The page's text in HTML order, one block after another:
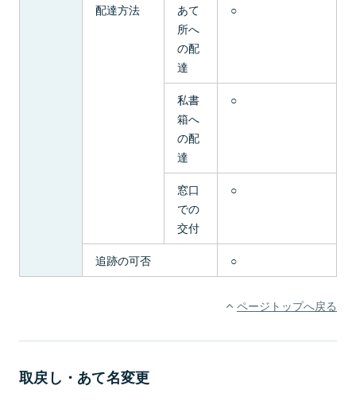
配達方法
あて
所へ
の配
達
○
私書
箱へ
の配
達
○
窓口
での
交付
○
追跡の可否 ○
ページトップへ戻る
取戻し・あて名変更